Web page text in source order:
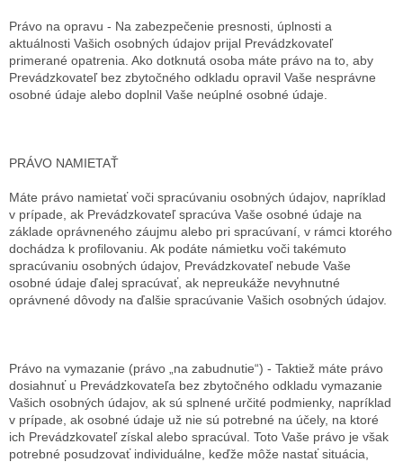
Právo na opravu - Na zabezpečenie presnosti, úplnosti a
aktuálnosti Vašich osobných údajov prijal Prevádzkovateľ
primerané opatrenia. Ako dotknutá osoba máte právo na to, aby
Prevádzkovateľ bez zbytočného odkladu opravil Vaše nesprávne
osobné údaje alebo doplnil Vaše neúplné osobné údaje.
PRÁVO NAMIETAŤ
Máte právo namietať voči spracúvaniu osobných údajov, napríklad
v prípade, ak Prevádzkovateľ spracúva Vaše osobné údaje na
základe oprávneného záujmu alebo pri spracúvaní, v rámci ktorého
dochádza k profilovaniu. Ak podáte námietku voči takémuto
spracúvaniu osobných údajov, Prevádzkovateľ nebude Vaše
osobné údaje ďalej spracúvať, ak nepreukáže nevyhnutné
oprávnené dôvody na ďalšie spracúvanie Vašich osobných údajov.
Právo na vymazanie (právo „na zabudnutie“) - Taktiež máte právo
dosiahnuť u Prevádzkovateľa bez zbytočného odkladu vymazanie
Vašich osobných údajov, ak sú splnené určité podmienky, napríklad
v prípade, ak osobné údaje už nie sú potrebné na účely, na ktoré
ich Prevádzkovateľ získal alebo spracúval. Toto Vaše právo je však
potrebné posudzovať individuálne, keďže môže nastať situácia,